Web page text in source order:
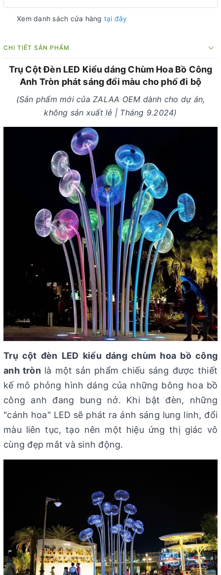
Xem danh sách cửa hàng tại đây
CHI TIẾT SẢN PHẨM
Trụ Cột Đèn LED Kiểu dáng Chùm Hoa Bồ Công
Anh Tròn phát sáng đổi màu cho phố đi bộ
(Sản phẩm mới của ZALAA OEM dành cho dự án,
không sản xuất lẻ | Tháng 9.2024)
Trụ cột đèn LED kiểu dáng chùm hoa bồ công
anh trònlà một sản phẩm chiếu sáng được thiết
kế mô phỏng hình dáng của những bông hoa bồ
công anh đang bung nở. Khi bật đèn, những
"cánh hoa" LED sẽ phát ra ánh sáng lung linh, đổi
màu liên tục, tạo nên một hiệu ứng thị giác vô
cùng đẹp mắt và sinh động.